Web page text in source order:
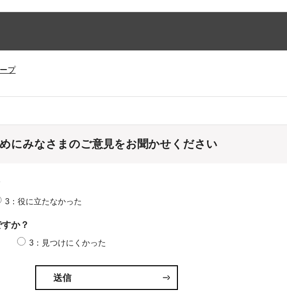
プ
にみなさまのご意見をお聞かせください
3：役に立たなかった
か？
3：見つけにくかった